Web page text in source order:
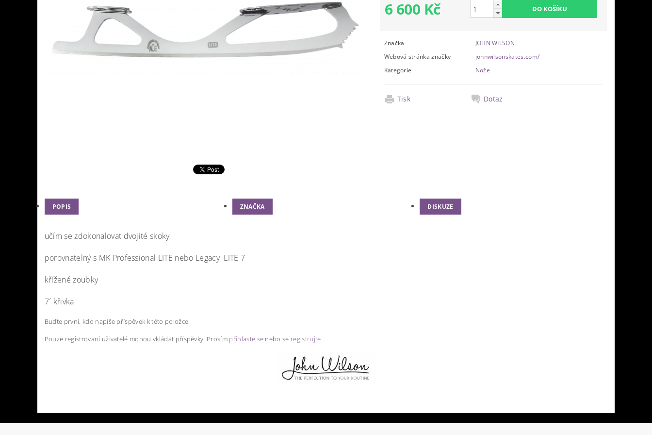
6 600 Kč
Značka
JOHN WILSON
Webová stránka značky
johnwilsonskates.com/
Kategorie
Nože
Tisk Dotaz
POPIS ZNAČKA DISKUZE
učím se zdokonalovat dvojité skoky
porovnatelný s MK Professional LITE nebo Legacy LITE 7
křížené zoubky
7´ křivka
Buďte první, kdo napíše příspěvek k této položce.
Pouze registrovaní uživatelé mohou vkládat příspěvky. Prosím přihlaste se nebo se registrujte.